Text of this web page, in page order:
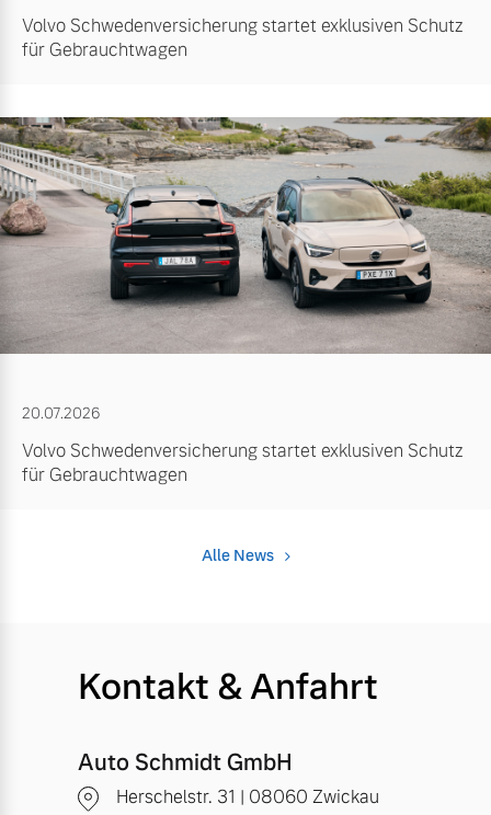
Volvo Schwedenversicherung startet exklusiven Schutz
für Gebrauchtwagen
20.07.2026
Volvo Schwedenversicherung startet exklusiven Schutz
für Gebrauchtwagen
Alle News
Kontakt & Anfahrt
Auto Schmidt GmbH
Herschelstr. 31 | 08060 Zwickau